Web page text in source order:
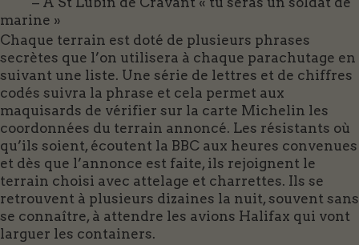
marine »
Chaque terrain est doté de plusieurs phrases
secrètes que l’on utilisera à chaque parachutage en
suivant une liste. Une série de lettres et de chiffres
codés suivra la phrase et cela permet aux
maquisards de vérifier sur la carte Michelin les
coordonnées du terrain annoncé. Les résistants où
qu’ils soient, écoutent la BBC aux heures convenues
et dès que l’annonce est faite, ils rejoignent le
terrain choisi avec attelage et charrettes. Ils se
retrouvent à plusieurs dizaines la nuit, souvent sans
se connaître, à attendre les avions Halifax qui vont
larguer les containers.